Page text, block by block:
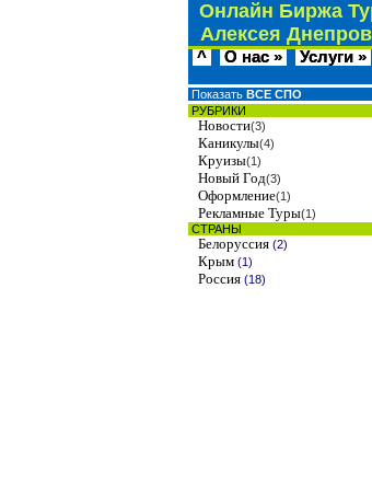
Онлайн Биржа
Алексея
^ О нас » Услуги »
Показать ВСЕ СПО
РУБРИКИ
Новости(3)
Каникулы(4)
Круизы(1)
Новый Год(3)
Оформление(1)
Рекламные Туры(1)
СТРАНЫ
Белоруссия (2)
Крым (1)
Россия (18)